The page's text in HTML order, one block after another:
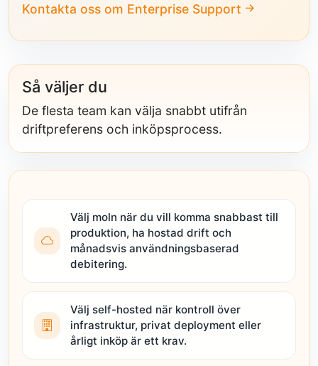
Kontakta oss om Enterprise Support
Så väljer du
De flesta team kan välja snabbt utifrån
driftpreferens och inköpsprocess.
Välj moln när du vill komma snabbast till
produktion, ha hostad drift och
månadsvis användningsbaserad
debitering.
Välj self-hosted när kontroll över
infrastruktur, privat deployment eller
årligt inköp är ett krav.